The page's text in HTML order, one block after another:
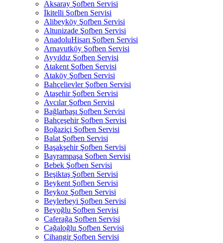
Aksaray Şofben Servisi
İkitelli Şofben Servisi
Alibeyköy Şofben Servisi
Altunizade Şofben Servisi
AnadoluHisarı Şofben Servisi
Arnavutköy Şofben Servisi
Ayyıldız Şofben Servisi
Atakent Şofben Servisi
Ataköy Şofben Servisi
Bahçelievler Şofben Servisi
Ataşehir Şofben Servisi
Avcılar Şofben Servisi
Bağlarbaşı Şofben Servisi
Bahçeşehir Şofben Servisi
Boğaziçi Şofben Servisi
Balat Şofben Servisi
Başakşehir Şofben Servisi
Bayrampaşa Şofben Servisi
Bebek Şofben Servisi
Beşiktaş Şofben Servisi
Beykent Şofben Servisi
Beykoz Şofben Servisi
Beylerbeyi Şofben Servisi
Beyoğlu Şofben Servisi
Caferağa Şofben Servisi
Cağaloğlu Şofben Servisi
Cihangir Şofben Servisi